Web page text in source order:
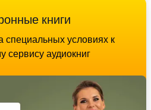
книги
специальных условиях к
сервису аудиокниг